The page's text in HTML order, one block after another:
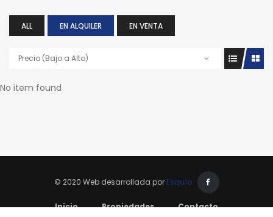
ALL EN ALQUILER EN VENTA
Precio (Bajo a Alto)
No item found
© 2020 Web desarrollada por Esquío
Inicio Propiedades Contacto